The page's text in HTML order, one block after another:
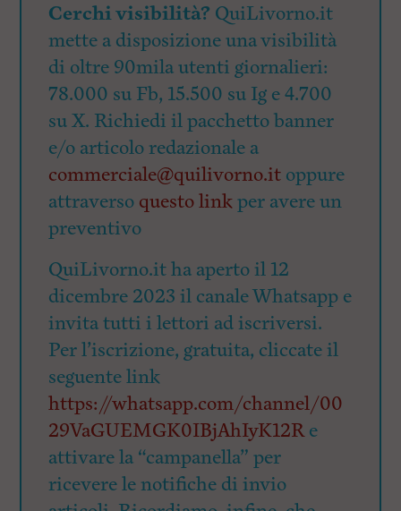
Cerchi visibilità? QuiLivorno.it
mette a disposizione una visibilità
di oltre 90mila utenti giornalieri:
78.000 su Fb, 15.500 su Ig e 4.700
su X. Richiedi il pacchetto banner
e/o articolo redazionale a
commerciale@quilivorno.it oppure
attraverso questo linkper avere un
preventivo
QuiLivorno.it ha aperto il 12
dicembre 2023 il canale Whatsapp e
invita tutti i lettori ad iscriversi.
Per l’iscrizione, gratuita, cliccate il
seguente link
https://whatsapp.com/channel/00
29VaGUEMGK0IBjAhIyK12Re
attivare la “campanella” per
ricevere le notifiche di invio